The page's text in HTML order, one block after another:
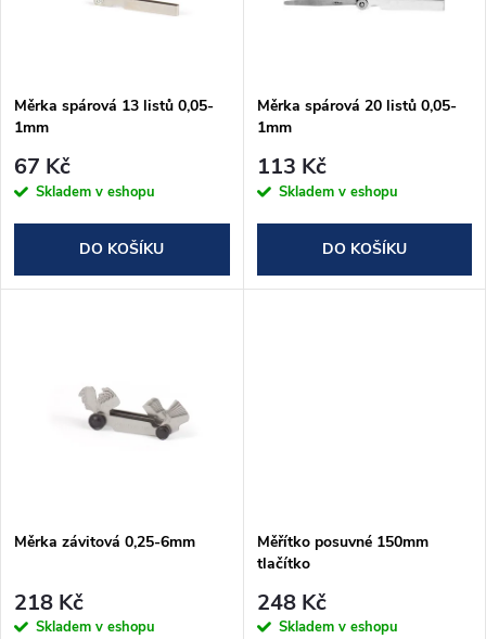
p
r
o
d
s
p
r
ů
Měrka spárová 13 listů 0,05-
1mm
67 Kč
Skladem v eshopu
DO KOŠÍKU
Měrka spárová 20 listů 0,05-
1mm
113 Kč
Skladem v eshopu
DO KOŠÍKU
Měrka závitová 0,25-6mm
218 Kč
Skladem v eshopu
Měřítko posuvné 150mm
tlačítko
248 Kč
Skladem v eshopu